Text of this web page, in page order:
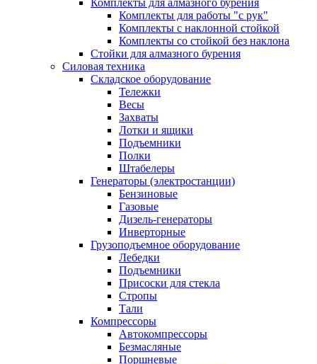
Комплекты для алмазного бурения
Комплекты для работы "с рук"
Комплекты с наклонной стойкой
Комплекты со стойкой без наклона
Стойки для алмазного бурения
Силовая техника
Складское оборудование
Тележки
Весы
Захваты
Лотки и ящики
Подъемники
Полки
Штабелеры
Генераторы (электростанции)
Бензиновые
Газовые
Дизель-генераторы
Инверторные
Грузоподъемное оборудование
Лебедки
Подъемники
Присоски для стекла
Стропы
Тали
Компрессоры
Автокомпрессоры
Безмасляные
Поршневые